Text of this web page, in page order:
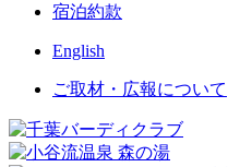
宿泊約款
English
ご取材・広報について